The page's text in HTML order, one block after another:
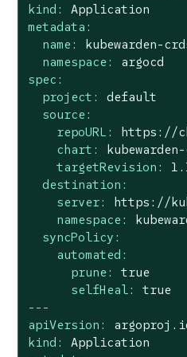
kind:
Application
metadata:
name:
kubewarden-
namespace:
argocd
spec:
project:
default
source:
repoURL:
https://
chart:
targetRevision:
destination:
server:
https://
namespace:
syncPolicy:
automated:
prune:
true
selfHeal:
true
---
apiVersion:
kind:
Application